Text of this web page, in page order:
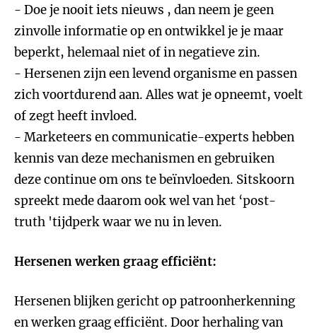
- Doe je nooit iets nieuws , dan neem je geen
zinvolle informatie op en ontwikkel je je maar
beperkt, helemaal niet of in negatieve zin.
- Hersenen zijn een levend organisme en passen
zich voortdurend aan. Alles wat je opneemt, voelt
of zegt heeft invloed.
- Marketeers en communicatie-experts hebben
kennis van deze mechanismen en gebruiken
deze continue om ons te beïnvloeden. Sitskoorn
spreekt mede daarom ook wel van het ‘post-
truth 'tijdperk waar we nu in leven.
Hersenen werken graag efficiënt:
Hersenen blijken gericht op patroonherkenning
en werken graag efficiënt. Door herhaling van